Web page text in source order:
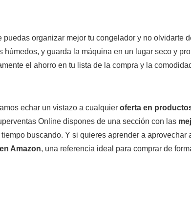
organizar mejor tu congelador y no olvidarte
y guarda la máquina en un lugar seco y
el ahorro en tu lista de la compra y la
echar un vistazo a cualquier oferta en
Online dispones de una sección con las
buscando. Y si quieres aprender a aprovechar
Amazon, una referencia ideal para comprar de